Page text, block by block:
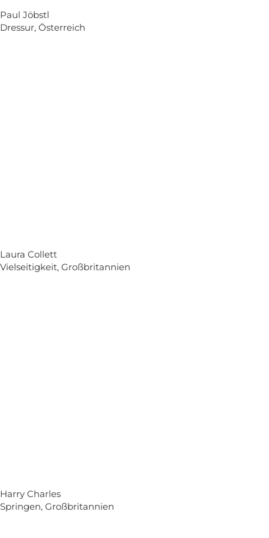
Paul Jöbstl
Dressur, Österreich
Laura Collett
Vielseitigkeit, Großbritannien
Harry Charles
Springen, Großbritannien